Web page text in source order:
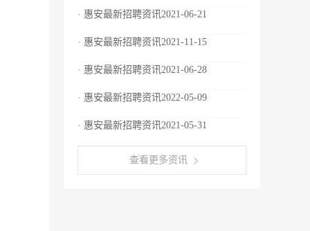
· 惠安最新招聘资讯2021-06-21
· 惠安最新招聘资讯2021-11-15
· 惠安最新招聘资讯2021-06-28
· 惠安最新招聘资讯2022-05-09
· 惠安最新招聘资讯2021-05-31
查看更多资讯